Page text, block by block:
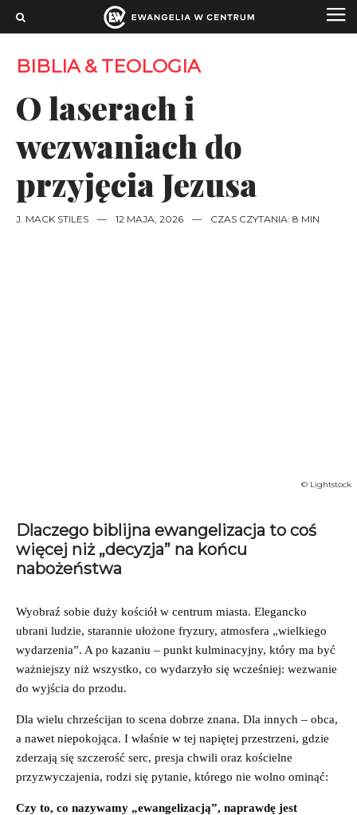
BIBLIA & TEOLOGIA
O laserach i
wezwaniach do
przyjęcia Jezusa
J. MACK STILES — 12 MAJA, 2026 — CZAS CZYTANIA: 8 MIN
© Lightstock
Dlaczego biblijna ewangelizacja to coś
więcej niż „decyzja” na końcu
nabożeństwa
Wyobraź sobie duży kościół w centrum miasta. Elegancko
ubrani ludzie, starannie ułożone fryzury, atmosfera „wielkiego
wydarzenia”. A po kazaniu – punkt kulminacyjny, który ma być
ważniejszy niż wszystko, co wydarzyło się wcześniej: wezwanie
do wyjścia do przodu.
Dla wielu chrześcijan to scena dobrze znana. Dla innych – obca,
a nawet niepokojąca. I właśnie w tej napiętej przestrzeni, gdzie
zderzają się szczerość serc, presja chwili oraz kościelne
przyzwyczajenia, rodzi się pytanie, którego nie wolno ominąć:
Czy to, co nazywamy „ewangelizacją”, naprawdę jest